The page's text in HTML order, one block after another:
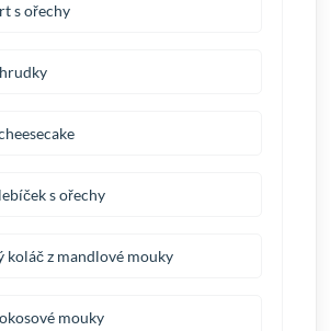
s ořechy
s ořechy
koláč z mandlové mouky
mouky